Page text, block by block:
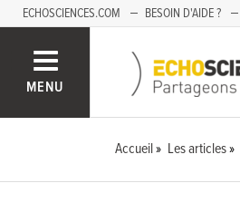
ECHOSCIENCES.COM BESOIN D'AIDE ?
MENU
Accueil Les articles